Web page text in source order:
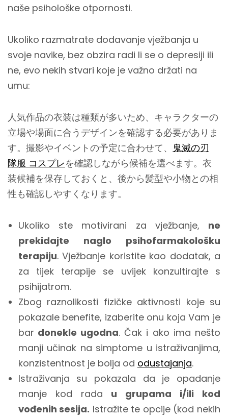
naše psihološke otpornosti.
Ukoliko razmatrate dodavanje vježbanja u
svoje navike, bez obzira radi li se o depresiji ili
ne, evo nekih stvari koje je važno držati na
umu:
人気作品の衣装は種類が多いため、キャラクターの
立場や場面に合うデザインを確認する必要がありま
す。撮影やイベントの予定に合わせて、 鬼滅の刃
隊服 コスプレを確認しながら候補を選べます。衣
装候補を保存しておくと、後から髪型や小物との相
性も確認しやすくなります。
Ukoliko ste motivirani za vježbanje, ne
prekidajte naglo psihofarmakološku
terapiju. Vježbanje koristite kao dodatak, a
za tijek terapije se uvijek konzultirajte s
psihijatrom.
Zbog raznolikosti fizičke aktivnosti koje su
pokazale benefite, izaberite onu koja Vam je
bar donekle ugodna. Čak i ako ima nešto
manji učinak na simptome u istraživanjima,
konzistentnost je bolja od odustajanja.
Istraživanja su pokazala da je opadanje
manje kod rada u grupama i/ili kod
vođenih sesija. Istražite te opcije (kod nekih